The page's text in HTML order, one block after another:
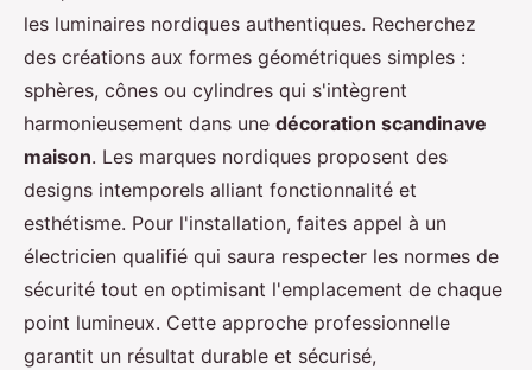
les luminaires nordiques authentiques. Recherchez
des créations aux formes géométriques simples :
sphères, cônes ou cylindres qui s'intègrent
harmonieusement dans une décoration scandinave
maison. Les marques nordiques proposent des
designs intemporels alliant fonctionnalité et
esthétisme. Pour l'installation, faites appel à un
électricien qualifié qui saura respecter les normes de
sécurité tout en optimisant l'emplacement de chaque
point lumineux. Cette approche professionnelle
garantit un résultat durable et sécurisé,